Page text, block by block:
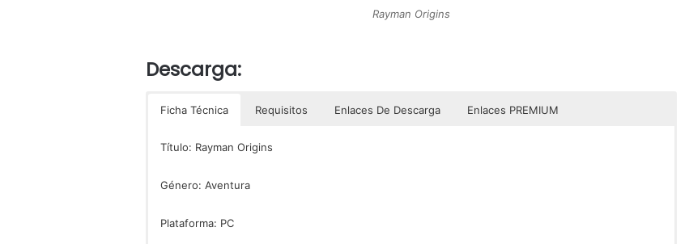
Rayman Origins
Descarga:
Ficha Técnica Requisitos Enlaces De Descarga Enlaces PREMIUM
Título: Rayman Origins
Género: Aventura
Plataforma: PC